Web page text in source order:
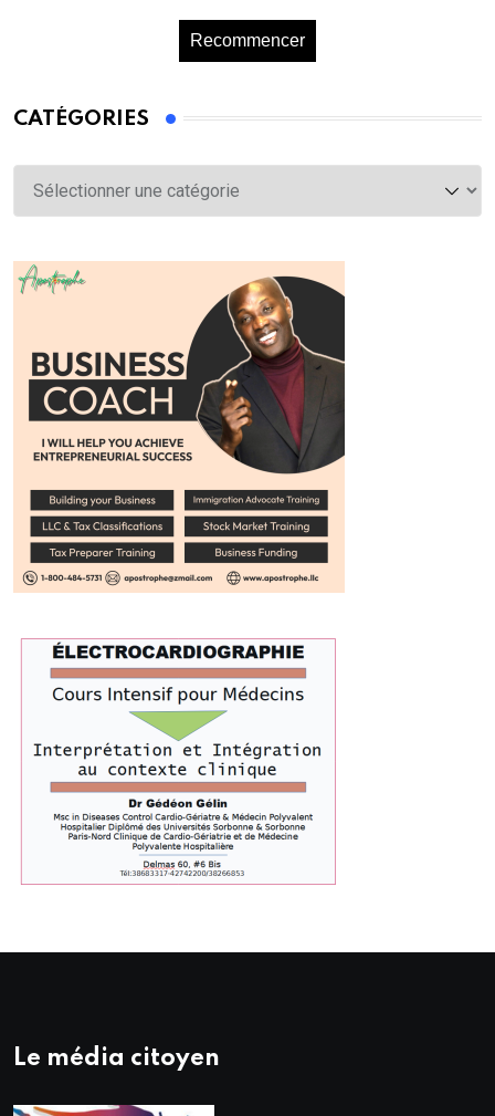
Recommencer
CATÉGORIES
Le média citoyen